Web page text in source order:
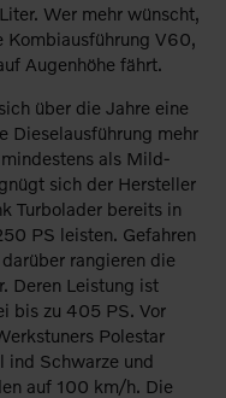
Wer mehr wünscht,
V60,
Augenhöhe fährt.
über die Jahre eine
Dieselausführung mehr
als Mild-
sich der Hersteller
Turbolader bereits in
PS leisten. Gefahren
rangieren die
Deren Leistung ist
bis zu 405 PS. Vor
Polestar
Schwarze und
auf 100 km/h. Die